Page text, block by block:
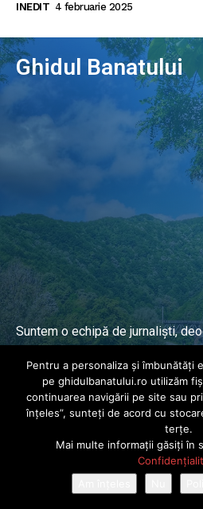
INEDIT 4 februarie 2025
Ghidul Banatului
Suntem o echipă de jurnaliști,
ani.
© Ghidul Banatului 2025. Toate
Power
Pentru a personaliza și îmbunătăți
pe ghidulbanatului.ro utilizăm
continuarea navigării pe site sau
înțeles”, sunteți de acord cu
terțe.
Mai multe informații găsiți în